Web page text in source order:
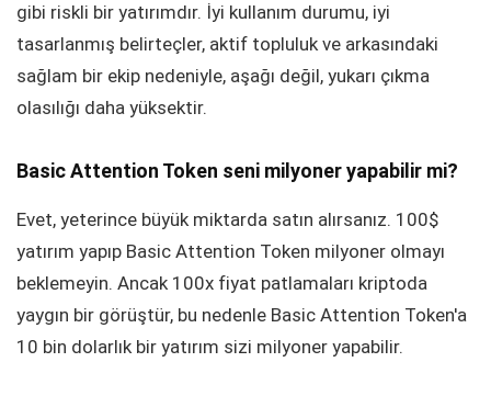
gibi riskli bir yatırımdır. İyi kullanım durumu, iyi
tasarlanmış belirteçler, aktif topluluk ve arkasındaki
sağlam bir ekip nedeniyle, aşağı değil, yukarı çıkma
olasılığı daha yüksektir.
Basic Attention Token seni milyoner yapabilir mi?
Evet, yeterince büyük miktarda satın alırsanız. 100$
yatırım yapıp Basic Attention Token milyoner olmayı
beklemeyin. Ancak 100x fiyat patlamaları kriptoda
yaygın bir görüştür, bu nedenle Basic Attention Token'a
10 bin dolarlık bir yatırım sizi milyoner yapabilir.